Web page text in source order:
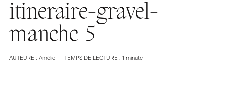
itineraire-gravel-
manche-5
AUTEURE : Amélie TEMPS DE LECTURE : 1 minute